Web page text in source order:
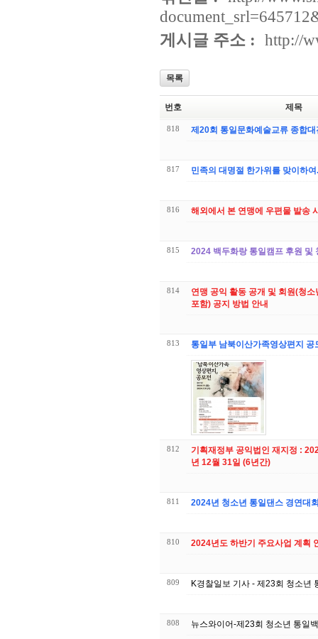
게시글 주소 : http://
목록
번호 제목
818 제20회 통일문화예술교류 종합대
817 민족의 대명절 한가위를 맞이하여
816 해외에서 본 연맹에 우편물 발송
815 2024 백두화랑 통일캠프 후원 및
814
연맹 공익 활동 공개 및 회원(청
포함) 공지 방법 안내
813 통일부 남북이산가족영상편지 공
812
기획재정부 공익법인 재지정 :
년 12월 31일 (6년간)
811 2024년 청소년 통일댄스 경연대
810 2024년도 하반기 주요사업 계획
809 K경찰일보 기사 - 제23회 청소년
808 뉴스와이어-제23회 청소년 통일